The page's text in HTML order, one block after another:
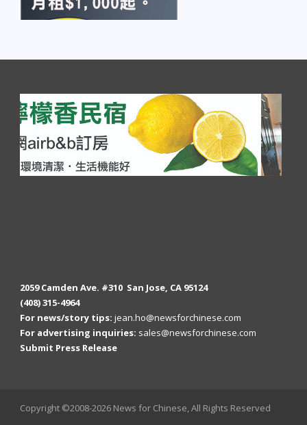
2059 Camden Ave. #310 San Jose, CA 95124
(408) 315-4964
For news/story tips: jean.ho@newsforchinese.com
For advertising inquiries: sales@newsforchinese.com
Submit Press Release
Copyright ©2008-2026 News for Chinese, All Rights Reserved